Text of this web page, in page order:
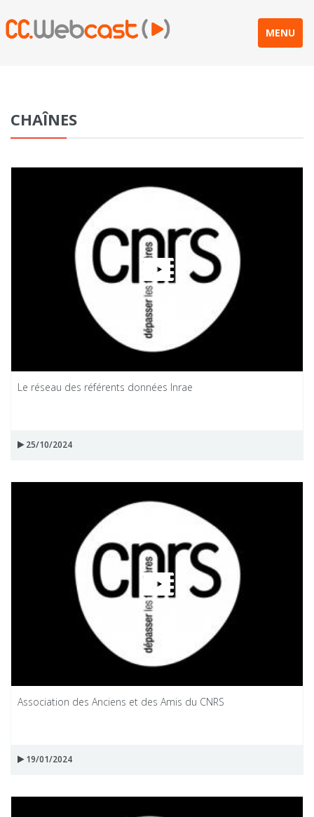
MENU
CHAÎNES
Le réseau des référents données Inrae
25/10/2024
Association des Anciens et des Amis du CNRS
19/01/2024